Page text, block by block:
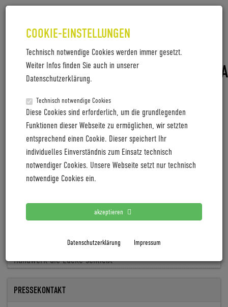
COOKIE-EINSTELLUNGEN
Technisch notwendige Cookies werden immer gesetzt.
Weiter Infos finden Sie auch in unserer
Datenschutzerklärung.
Technisch notwendige Cookies
Diese Cookies sind erforderlich, um die grundlegenden
Funktionen dieser Webseite zu ermöglichen, wir setzten
entsprechend einen Cookie. Dieser speichert Ihr
individuelles Einverständnis zum Einsatz technisch
notwendiger Cookies. Unsere Webseite setzt nur technisch
notwendige Cookies ein.
akzeptieren
Datenschutzerklärung Impressum
LETZTE PRESSEMITTEILUNGEN
Coboc blickt mit positiver Vororder auf 2027
Cyclingworld Europe expands its trade show concept for
Cyclingworld Europe baut Messekonzept für 2027 aus
Fachkräfte fehlen, Aufträge nicht: Wie Digitalisierung im
Handwerk die Lücke schließt
PRESSEKONTAKT